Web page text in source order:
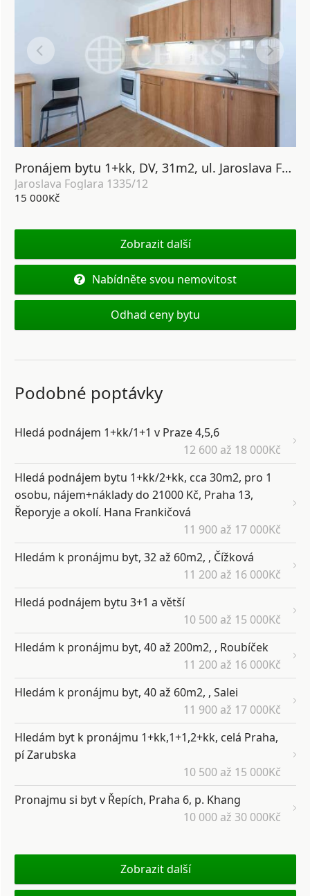
Pronájem bytu 1+kk, DV, 31m2, ul. Jaroslava Foglara 1335/12, Praha 5 - Stodůlky
Jaroslava Foglara 1335/12
15 000Kč
Zobrazit další
Nabídněte svou nemovitost
Odhad ceny bytu
Podobné poptávky
Hledá podnájem 1+kk/1+1 v Praze 4,5,6
12 600 až 18 000Kč
Hledá podnájem bytu 1+kk/2+kk, cca 30m2, pro 1
osobu, nájem+náklady do 21000 Kč, Praha 13,
Řeporyje a okolí. Hana Frankičová
11 900 až 17 000Kč
Hledám k pronájmu byt, 32 až 60m2, , Čížková
11 200 až 16 000Kč
Hledá podnájem bytu 3+1 a větší
10 500 až 15 000Kč
Hledám k pronájmu byt, 40 až 200m2, , Roubíček
11 200 až 16 000Kč
Hledám k pronájmu byt, 40 až 60m2, , Salei
11 900 až 17 000Kč
Hledám byt k pronájmu 1+kk,1+1,2+kk, celá Praha,
pí Zarubska
10 500 až 15 000Kč
Pronajmu si byt v Řepích, Praha 6, p. Khang
10 000 až 30 000Kč
Zobrazit další